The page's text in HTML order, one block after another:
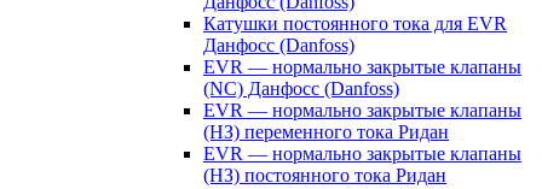
Катушки постоянного тока для EVR
Данфосс (Danfoss)
EVR — нормально закрытые клапаны
(NC) Данфосс (Danfoss)
EVR — нормально закрытые клапаны
(НЗ) переменного тока Ридан
EVR — нормально закрытые клапаны
(НЗ) постоянного тока Ридан